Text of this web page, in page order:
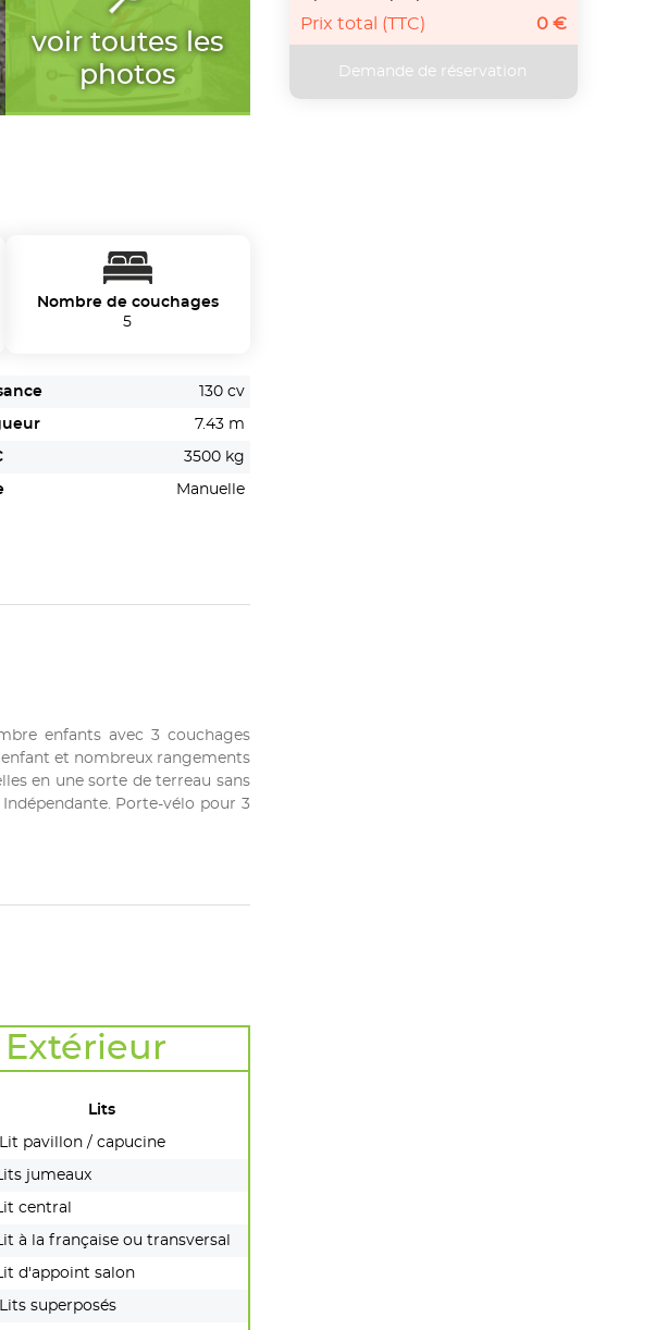
voir toutes les
photos
Nombre de couchages
5
130 cv
7.43 m
3500 kg
Manuelle
enfants avec 3 couchages
enfant et nombreux rangements
en une sorte de terreau sans
Porte-vélo pour 3
Extérieur
Lits
Lit pavillon / capucine
jumeaux
central
à la française ou transversal
d'appoint salon
Lits superposés
Prix total (TTC) 0 €